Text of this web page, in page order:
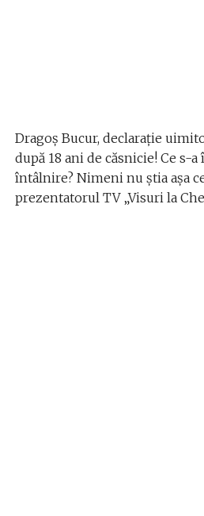
Dragoș Bucur, declarație
după 18 ani de căsnicie! Ce s-
întâlnire? Nimeni nu știa așa
prezentatorul TV „Visuri la